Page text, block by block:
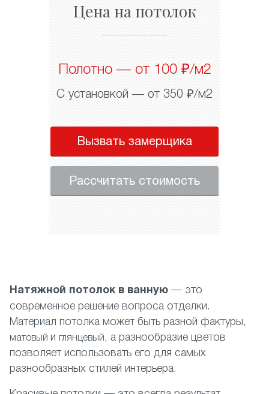
Цена на потолок
Полотно — от 100 ₽/м2
С установкой — от 350 ₽/м2
Вызвать замерщика
Рассчитать стоимость
Натяжной потолок в ванную — это
современное решение вопроса отделки.
Материал потолка может быть разной фактуры,
матовый и глянцевый , а разнообразие цветов
позволяет использовать его для самых
разнообразных стилей интерьера.